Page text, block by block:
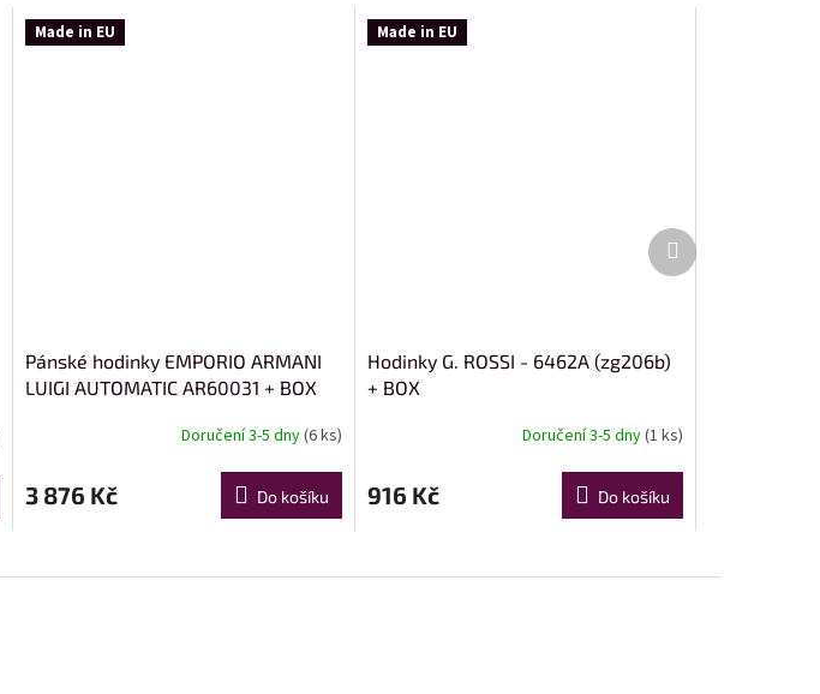
Made in EU
Pánské hodinky EMPORIO ARMANI
LUIGI AUTOMATIC AR60031 + BOX
Doručení 3-5 dny(6 ks)
3 876 Kč Do košíku
Made in EU
Hodinky G. ROSSI - 6462A (zg206b)
+ BOX
Doručení 3-5 dny(1 ks)
916 Kč Do košíku
Další
produkt